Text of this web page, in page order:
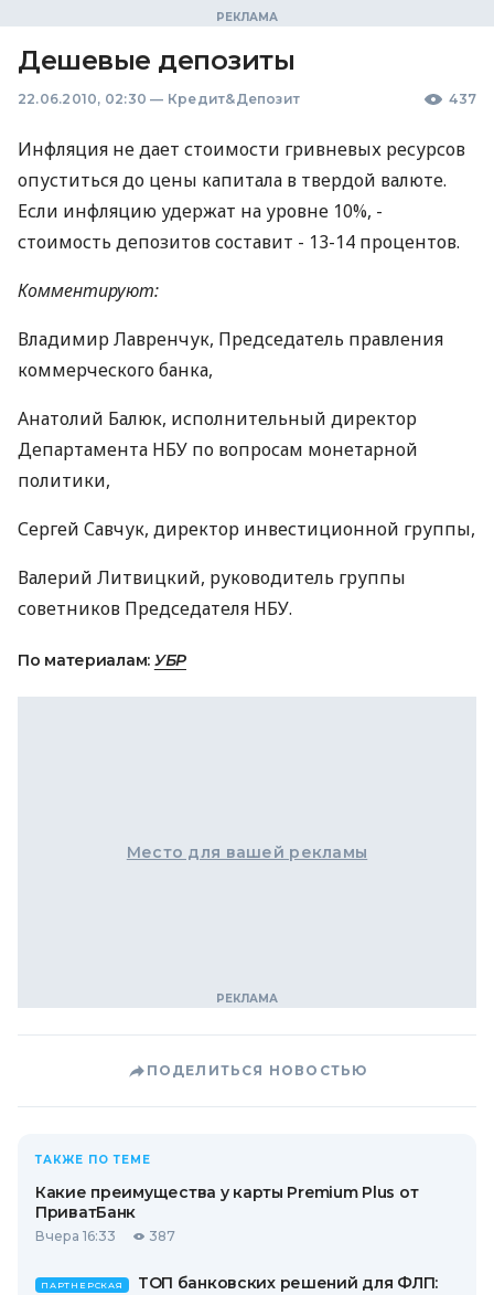
Дешевые депозиты
22.06.2010, 02:30 — Кредит&Депозит 437
Инфляция не дает стоимости гривневых ресурсов
опуститься до цены капитала в твердой валюте.
Если инфляцию удержат на уровне 10%, -
стоимость депозитов составит - 13-14 процентов.
Комментируют:
Владимир Лавренчук, Председатель правления
коммерческого банка,
Анатолий Балюк, исполнительный директор
Департамента НБУ по вопросам монетарной
политики,
Сергей Савчук, директор инвестиционной группы,
Валерий Литвицкий, руководитель группы
советников Председателя НБУ.
По материалам: УБР
Место для вашей рекламы
ПОДЕЛИТЬСЯ НОВОСТЬЮ
ТАКЖЕ ПО ТЕМЕ
Какие преимущества у карты Premium Plus от
ПриватБанк
Вчера 16:33 387
ПАРТНЕРСКАЯ
ТОП банковских решений для ФЛП: